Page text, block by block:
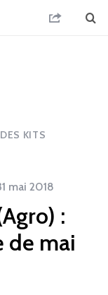
KITS
mai 2018
:
de mai